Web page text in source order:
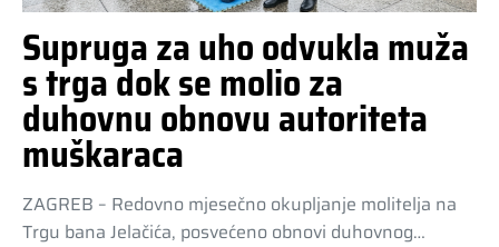
Supruga za uho odvukla muža
s trga dok se molio za
duhovnu obnovu autoriteta
muškaraca
ZAGREB – Redovno mjesečno okupljanje molitelja na
Trgu bana Jelačića, posvećeno obnovi duhovnog…